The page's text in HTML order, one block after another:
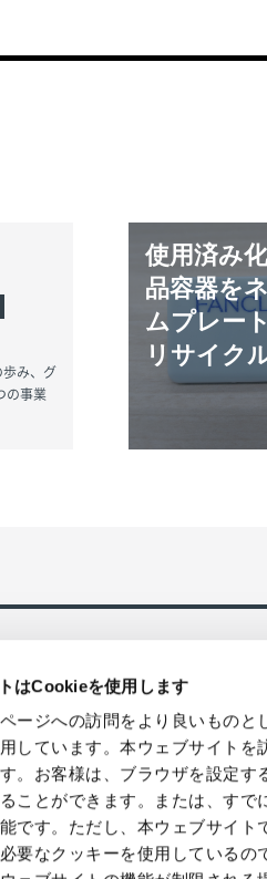
はCookieを使用します
ージへの訪問をより良いもの
しています。本ウェブサイト
。お客様は、ブラウザを設定
ことができます。または、す
です。ただし、本ウェブサイ
要なクッキーを使用している
歩み、グ
の事業
使用済み
品容器を
ムプレー
リサイク
庫品即日全国発送、バルク/ロット販売
のECサイト